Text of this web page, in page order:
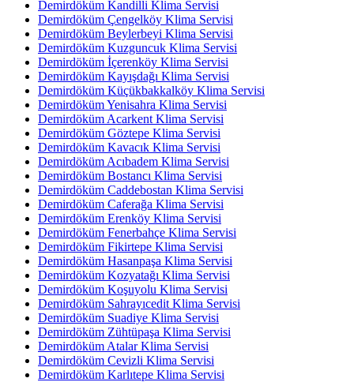
Demirdöküm Kandilli Klima Servisi
Demirdöküm Çengelköy Klima Servisi
Demirdöküm Beylerbeyi Klima Servisi
Demirdöküm Kuzguncuk Klima Servisi
Demirdöküm İçerenköy Klima Servisi
Demirdöküm Kayışdağı Klima Servisi
Demirdöküm Küçükbakkalköy Klima Servisi
Demirdöküm Yenisahra Klima Servisi
Demirdöküm Acarkent Klima Servisi
Demirdöküm Göztepe Klima Servisi
Demirdöküm Kavacık Klima Servisi
Demirdöküm Acıbadem Klima Servisi
Demirdöküm Bostancı Klima Servisi
Demirdöküm Caddebostan Klima Servisi
Demirdöküm Caferağa Klima Servisi
Demirdöküm Erenköy Klima Servisi
Demirdöküm Fenerbahçe Klima Servisi
Demirdöküm Fikirtepe Klima Servisi
Demirdöküm Hasanpaşa Klima Servisi
Demirdöküm Kozyatağı Klima Servisi
Demirdöküm Koşuyolu Klima Servisi
Demirdöküm Sahrayıcedit Klima Servisi
Demirdöküm Suadiye Klima Servisi
Demirdöküm Zühtüpaşa Klima Servisi
Demirdöküm Atalar Klima Servisi
Demirdöküm Cevizli Klima Servisi
Demirdöküm Karlıtepe Klima Servisi